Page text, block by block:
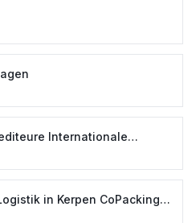
Internationale
in Kerpen CoPacking